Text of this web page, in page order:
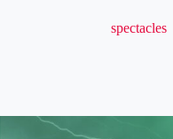
spectacles